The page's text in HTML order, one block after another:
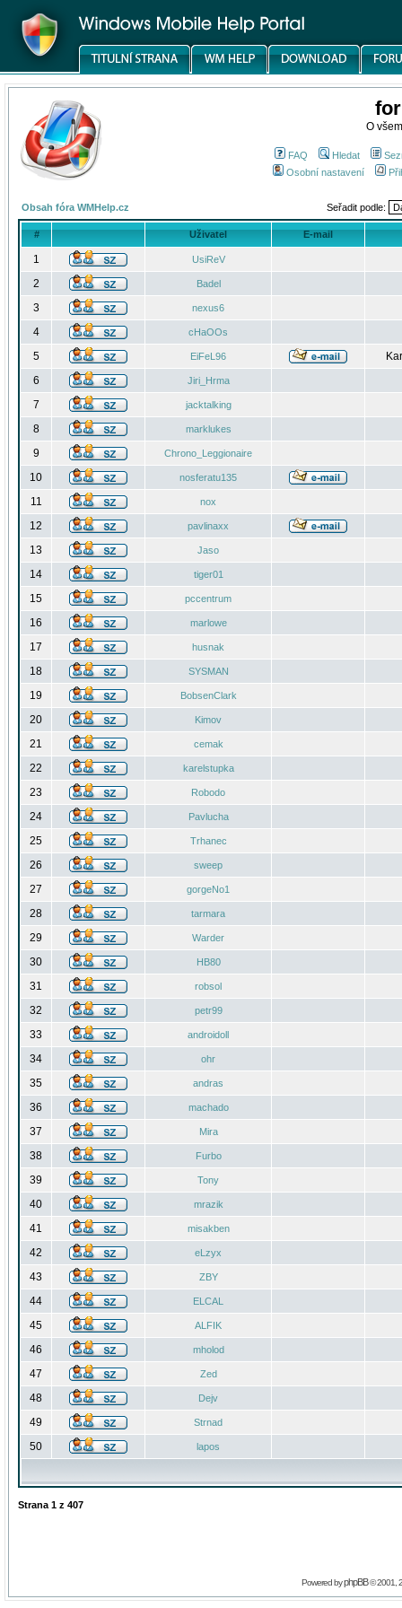
O
FAQ Hledat
Osobní nastavení
Obsah fóra WMHelp.cz Seřadit podle:
# Uživatel E-mail
1 UsiReV
2 Badel
3 nexus6
4 cHaOOs
5 EiFeL96
6
Jiri_Hrma
7 jacktalking
8 marklukes
9 Chrono_Leggionaire
10 nosferatu135
11 nox
12 pavlinaxx
13 Jaso
14 tiger01
15 pccentrum
16 marlowe
17 husnak
18 SYSMAN
19 BobsenClark
20 Kimov
21 cemak
22 karelstupka
23 Robodo
24 Pavlucha
25 Trhanec
26 sweep
27 gorgeNo1
28 tarmara
29 Warder
30 HB80
31 robsol
32 petr99
33 androidoll
34 ohr
35 andras
36 machado
37 Mira
38 Furbo
39 Tony
40 mrazik
41 misakben
42 eLzyx
43 ZBY
44 ELCAL
45 ALFIK
46 mholod
47 Zed
48 Dejv
49 Strnad
50 lapos
Strana 1 z 407
Powered byphpBB© 2001,